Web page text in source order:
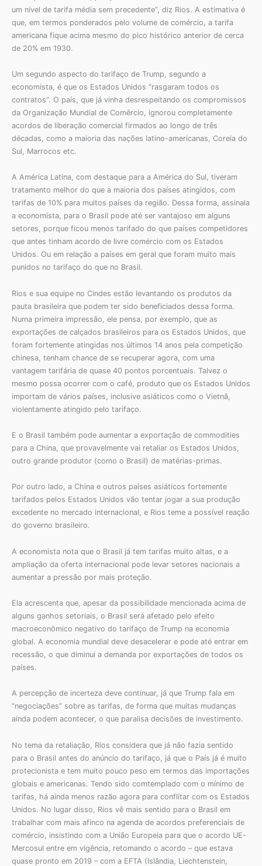
um nível de tarifa média sem precedente”, diz Rios. A estimativa é
que, em termos ponderados pelo volume de comércio, a tarifa
americana fique acima mesmo do pico histórico anterior de cerca
de 20% em 1930.
Um segundo aspecto do tarifaço de Trump, segundo a
economista, é que os Estados Unidos “rasgaram todos os
contratos”. O país, que já vinha desrespeitando os compromissos
da Organização Mundial de Comércio, ignorou completamente
acordos de liberação comercial firmados ao longo de três
décadas, como a maioria das nações latino-americanas, Coreia do
Sul, Marrocos etc.
A América Latina, com destaque para a América do Sul, tiveram
tratamento melhor do que a maioria dos países atingidos, com
tarifas de 10% para muitos países da região. Dessa forma, assinala
a economista, para o Brasil pode até ser vantajoso em alguns
setores, porque ficou menos tarifado do que países competidores
que antes tinham acordo de livre comércio com os Estados
Unidos. Ou em relação a países em geral que foram muito mais
punidos no tarifaço do que no Brasil.
Rios e sua equipe no Cindes estão levantando os produtos da
pauta brasileira que podem ter sido beneficiados dessa forma.
Numa primeira impressão, ele pensa, por exemplo, que as
exportações de calçados brasileiros para os Estados Unidos, que
foram fortemente atingidas nos últimos 14 anos pela competição
chinesa, tenham chance de se recuperar agora, com uma
vantagem tarifária de quase 40 pontos porcentuais. Talvez o
mesmo possa ocorrer com o café, produto que os Estados Unidos
importam de vários países, inclusive asiáticos como o Vietnã,
violentamente atingido pelo tarifaço.
E o Brasil também pode aumentar a exportação de commodities
para a China, que provavelmente vai retaliar os Estados Unidos,
outro grande produtor (como o Brasil) de matérias-primas.
Por outro lado, a China e outros países asiáticos fortemente
tarifados pelos Estados Unidos vão tentar jogar a sua produção
excedente no mercado internacional, e Rios teme a possível reação
do governo brasileiro.
A economista nota que o Brasil já tem tarifas muito altas, e a
ampliação da oferta internacional pode levar setores nacionais a
aumentar a pressão por mais proteção.
Ela acrescenta que, apesar da possibilidade mencionada acima de
alguns ganhos setoriais, o Brasil será afetado pelo efeito
macroeconômico negativo do tarifaço de Trump na economia
global. A economia mundial deve desacelerar e pode até entrar em
recessão, o que diminui a demanda por exportações de todos os
países.
A percepção de incerteza deve continuar, já que Trump fala em
“negociações” sobre as tarifas, de forma que muitas mudanças
ainda podem acontecer, o que paralisa decisões de investimento.
No tema da retaliação, Rios considera que já não fazia sentido
para o Brasil antes do anúncio do tarifaço, já que o País já é muito
protecionista e tem muito pouco peso em termos das importações
globais e americanas. Tendo sido comtemplado com o mínimo de
tarifas, há ainda menos razão agora para conflitar com os Estados
Unidos. No lugar disso, Rios vê mais sentido para o Brasil em
trabalhar com mais afinco na agenda de acordos preferenciais de
comércio, insistindo com a União Europeia para que o acordo UE-
Mercosul entre em vigência, retomando o acordo – que estava
quase pronto em 2019 – com a EFTA (Islândia, Liechtenstein,